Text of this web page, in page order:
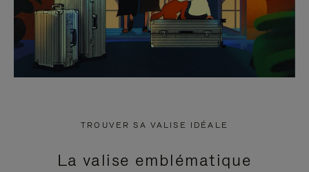
TROUVER SA VALISE IDÉALE
La valise emblématique